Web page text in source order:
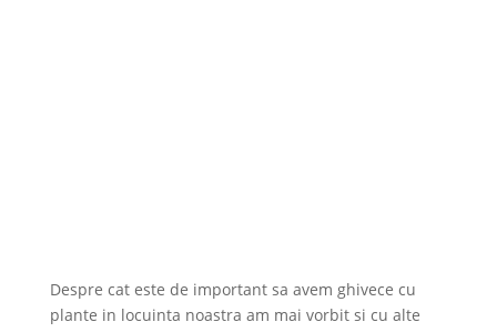
Despre cat este de important sa avem ghivece cu
plante in locuinta noastra am mai vorbit si cu alte